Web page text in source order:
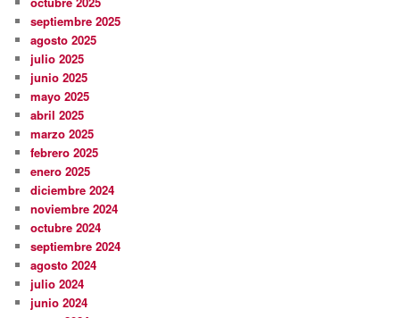
septiembre 2025
agosto 2025
julio 2025
junio 2025
mayo 2025
abril 2025
marzo 2025
febrero 2025
enero 2025
diciembre 2024
noviembre 2024
octubre 2024
septiembre 2024
agosto 2024
julio 2024
junio 2024